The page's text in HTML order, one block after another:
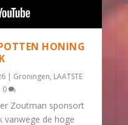
HONING
| Groningen, LAATSTE
0
Zoutman sponsort
vanwege de hoge